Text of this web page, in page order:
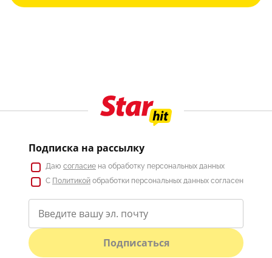
Подписка на рассылку
Даю согласие на обработку персональных данных
С Политикой обработки персональных данных согласен
Подписаться